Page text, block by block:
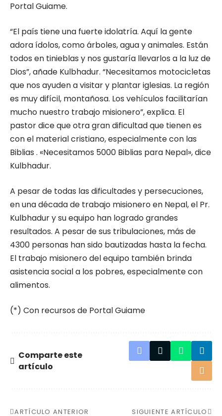
Portal Guiame.
“El país tiene una fuerte idolatría. Aquí la gente
adora ídolos, como árboles, agua y animales. Están
todos en tinieblas y nos gustaría llevarlos a la luz de
Dios”, añade Kulbhadur. “Necesitamos motocicletas
que nos ayuden a visitar y plantar iglesias. La región
es muy difícil, montañosa. Los vehículos facilitarían
mucho nuestro trabajo misionero”, explica. El
pastor dice que otra gran dificultad que tienen es
con el material cristiano, especialmente con las
Biblias . «Necesitamos 5000 Biblias para Nepal», dice
Kulbhadur.
A pesar de todas las dificultades y persecuciones,
en una década de trabajo misionero en Nepal, el Pr.
Kulbhadur y su equipo han logrado grandes
resultados. A pesar de sus tribulaciones, más de
4300 personas han sido bautizadas hasta la fecha.
El trabajo misionero del equipo también brinda
asistencia social a los pobres, especialmente con
alimentos.
(*) Con recursos de Portal Guiame
Comparte este
artículo
ARTÍCULO ANTERIOR SIGUIENTE ARTÍCULO